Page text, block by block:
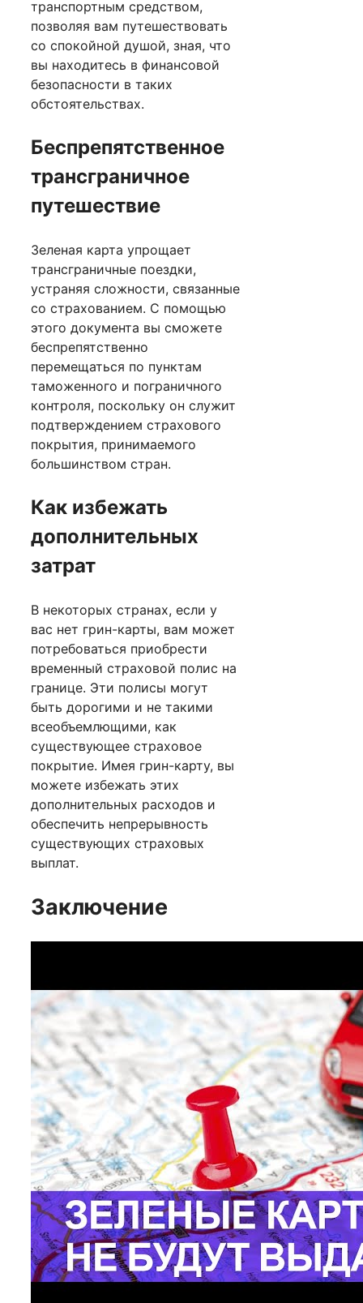
транспортным средством,
позволяя вам путешествовать
со спокойной душой, зная, что
вы находитесь в финансовой
безопасности в таких
обстоятельствах.
Беспрепятственное
трансграничное
путешествие
Зеленая карта упрощает
трансграничные поездки,
устраняя сложности, связанные
со страхованием. С помощью
этого документа вы сможете
беспрепятственно
перемещаться по пунктам
таможенного и пограничного
контроля, поскольку он служит
подтверждением страхового
покрытия, принимаемого
большинством стран.
Как избежать
дополнительных
затрат
В некоторых странах, если у
вас нет грин-карты, вам может
потребоваться приобрести
временный страховой полис на
границе. Эти полисы могут
быть дорогими и не такими
всеобъемлющими, как
существующее страховое
покрытие. Имея грин-карту, вы
можете избежать этих
дополнительных расходов и
обеспечить непрерывность
существующих страховых
выплат.
Заключение